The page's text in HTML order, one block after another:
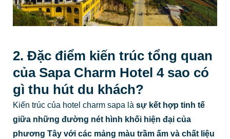
2. Đặc điểm kiến trúc tổng quan
của Sapa Charm Hotel 4 sao có
gì thu hút du khách?
Kiến trúc của hotel charm sapa là sự kết hợp tinh tế
giữa những đường nét hình khối hiện đại của
phương Tây với các mảng màu trầm ấm và chất liệu